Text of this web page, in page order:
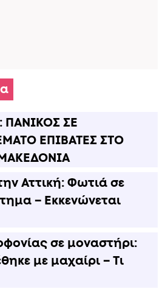
ΠΑΝΙΚΟΣ ΣΕ
ΕΠΙΒΑΤΕΣ ΣΤΟ
Αττική: Φωτιά σε
– Εκκενώνεται
σε μοναστήρι:
με μαχαίρι – Τι